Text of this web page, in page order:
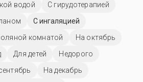
водой
С гирудотерапией
С ингаляцией
комнатой
На октябрь
Для детей
Недорого
На декабрь